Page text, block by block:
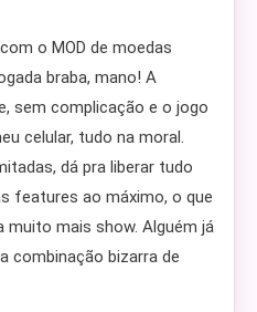
o MOD de moedas
braba, mano! A
sem complicação e o jogo
celular, tudo na moral.
dá pra liberar tudo
features ao máximo, o que
muito mais show. Alguém já
combinação bizarra de